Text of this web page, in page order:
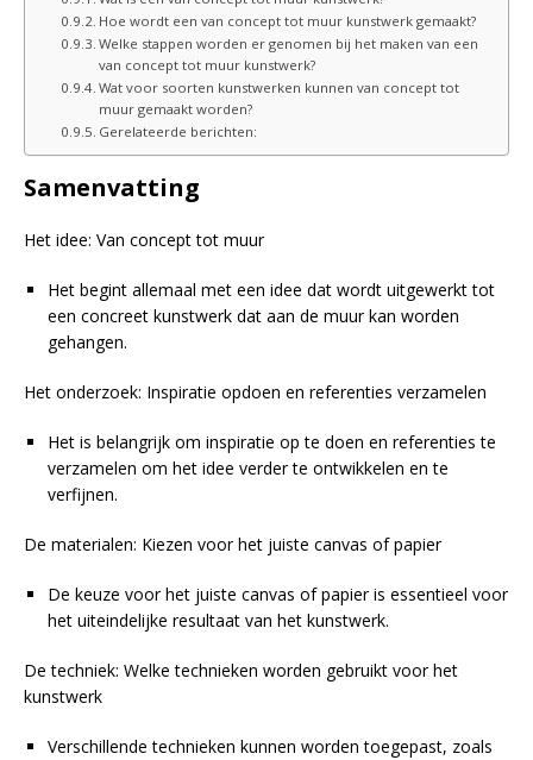
Hoe wordt een van concept tot muur kunstwerk gemaakt?
Welke stappen worden er genomen bij het maken van een
van concept tot muur kunstwerk?
Wat voor soorten kunstwerken kunnen van concept tot
muur gemaakt worden?
Gerelateerde berichten:
Samenvatting
Het idee: Van concept tot muur
Het begint allemaal met een idee dat wordt uitgewerkt tot
een concreet kunstwerk dat aan de muur kan worden
gehangen.
Het onderzoek: Inspiratie opdoen en referenties verzamelen
Het is belangrijk om inspiratie op te doen en referenties te
verzamelen om het idee verder te ontwikkelen en te
verfijnen.
De materialen: Kiezen voor het juiste canvas of papier
De keuze voor het juiste canvas of papier is essentieel voor
het uiteindelijke resultaat van het kunstwerk.
De techniek: Welke technieken worden gebruikt voor het
kunstwerk
Verschillende technieken kunnen worden toegepast, zoals